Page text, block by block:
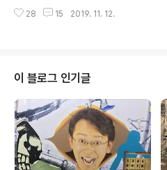
이 또 나온다. DJ의 농담도 똑같고, 음악도 똑
1편도 안 보고 달려갔다. 감독 때문이다.
도 1탄에 나온 미래에서 온 전사 마이클 빈이
빈의 활약을 기대하고 갔다가 시고니 위버의
짝 놀랐다. 에이리언이라는 영화사상 최강의
는데, 더 막강한 여전사가 박살내 버리는 모
박수를 쳤다. 가 대박이 나자 1편을 극장에서
2탄의 스케일을 ..
28 15 2019. 11. 12.
이 블로그 인기글